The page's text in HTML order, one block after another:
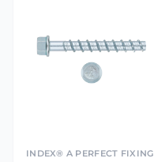
INDEX® A PERFECT FIXING